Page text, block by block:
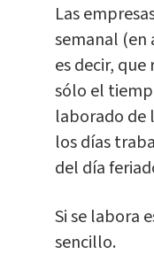
Las
semanal (en
es decir,
sólo el
laborado de
los días
del día
Si se labora
sencillo.